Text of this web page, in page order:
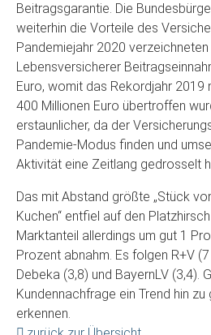
Beitragsgarantie. Die
weiterhin die Vorteile des
Pandemiejahr 2020
Lebensversicherer
Euro, womit das Rekordjahr 2019
400 Millionen Euro übertroffen
erstaunlicher, da der
Pandemie-Modus finden und
Aktivität eine Zeitlang gedrosselt
Das mit Abstand größte „Stück
Kuchen“ entfiel auf den
Marktanteil allerdings um gut 1
Prozent abnahm. Es folgen R+V
Debeka (3,8) und BayernLV (3,4).
Kundennachfrage ein Trend hin
erkennen.